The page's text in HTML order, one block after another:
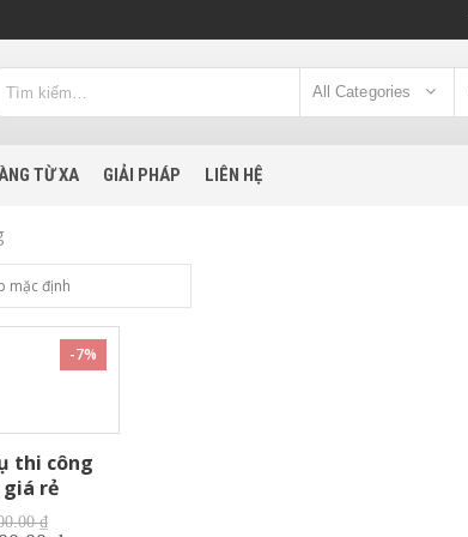
All Categories
TỪ XA GIẢI PHÁP LIÊN HỆ
-7%
thi công
rẻ
₫